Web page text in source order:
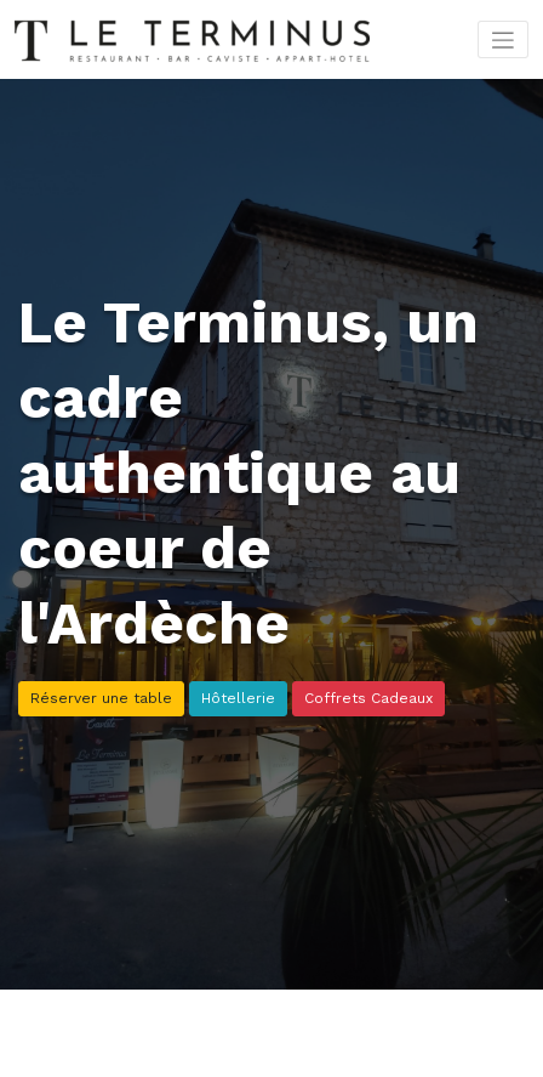
au
contenu
Le Terminus, un
cadre
authentique au
coeur de
l'Ardèche
Réserver une table Hôtellerie Coffrets Cadeaux